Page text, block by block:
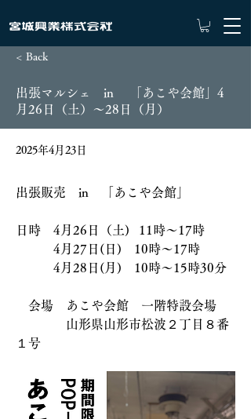
< Back
出張マルシェ in 「あこや会館」4
月26日（土）～28日（月）
2025年4月23日
出張販売　in　「あこや会館」
日時　4月26日（土)   11時〜17時
4月27日(日)    10時〜17時
4月28日(月)    10時〜15時30分
会場　あこや会館　一階特設会場
山形県山形市松波２丁目８番
１号